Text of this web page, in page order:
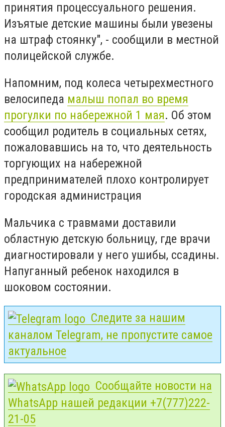
принятия процессуального решения.
Изъятые детские машины были увезены
на штраф стоянку", - сообщили в местной
полицейской службе.
Напомним, под колеса четырехместного
велосипеда малыш попал во время
прогулки по набережной 1 мая. Об этом
сообщил родитель в социальных сетях,
пожаловавшись на то, что деятельность
торгующих на набережной
предпринимателей плохо контролирует
городская администрация
Мальчика с травмами доставили
областную детскую больницу, где врачи
диагностировали у него ушибы, ссадины.
Напуганный ребенок находился в
шоковом состоянии.
Следите за нашим
каналом Telegram, не пропустите самое
актуальное
Сообщайте новости на
WhatsApp нашей редакции +7(777)222-
21-05